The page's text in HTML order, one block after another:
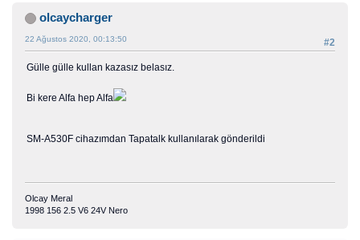
olcaycharger
#2
22 Ağustos 2020, 00:13:50
Gülle gülle kullan kazasız belasız.
Bi kere Alfa hep Alfa
SM-A530F cihazımdan Tapatalk kullanılarak gönderildi
Olcay Meral
1998 156 2.5 V6 24V Nero